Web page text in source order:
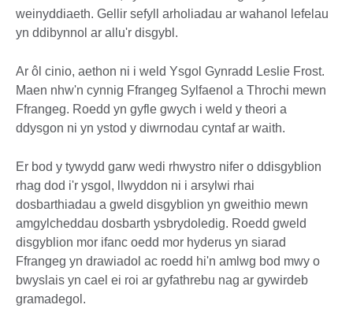
weinyddiaeth. Gellir sefyll arholiadau ar wahanol lefelau
yn ddibynnol ar allu'r disgybl.
Ar ôl cinio, aethon ni i weld Ysgol Gynradd Leslie Frost.
Maen nhw'n cynnig Ffrangeg Sylfaenol a Throchi mewn
Ffrangeg. Roedd yn gyfle gwych i weld y theori a
ddysgon ni yn ystod y diwrnodau cyntaf ar waith.
Er bod y tywydd garw wedi rhwystro nifer o ddisgyblion
rhag dod i'r ysgol, llwyddon ni i arsylwi rhai
dosbarthiadau a gweld disgyblion yn gweithio mewn
amgylcheddau dosbarth ysbrydoledig. Roedd gweld
disgyblion mor ifanc oedd mor hyderus yn siarad
Ffrangeg yn drawiadol ac roedd hi'n amlwg bod mwy o
bwyslais yn cael ei roi ar gyfathrebu nag ar gywirdeb
gramadegol.